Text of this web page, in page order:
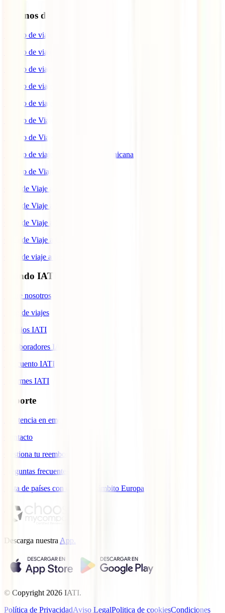
Destinos de interés
Seguro de viaje a EEUU
Seguro de viaje a Indonesia
Seguro de viaje a Marruecos
Seguro de viaje a Reino Unido
Seguro de viaje a México
Seguro de Viaje a Tailandia
Seguro de Viaje a China
Seguro de viaje a República Dominicana
Seguro de Viaje a Colombia
Guía de Viaje a Estados Unidos
Guía de Viaje a México
Guía de Viaje a Marruecos
Guía de Viaje a Cuba
Guía de viaje a Indonesia
Mundo IATI
Sobre nosotros
Blog de viajes
Premios IATI
Colaboradores IATI
Descuento IATI
Informes IATI
Soporte
Asistencia en emergencias
Contacto
Gestiona tu reembolso
Preguntas frecuentes
Lista de países con cobertura ámbito Europa
Descarga nuestra App.
© Copyright 2026 IATI.
Política de PrivacidadAviso LegalPolitica de cookiesCondiciones